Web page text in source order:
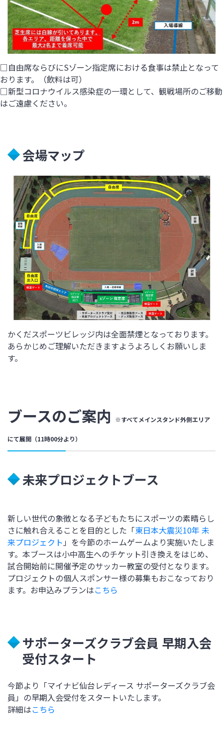
□自由席ならびにSゾーン指定席における食事は禁止となって
おります。（飲料は可）
□新型コロナウイルス感染症の一環として、観戦場所のご移動
はご遠慮ください。
会場マップ
かくだスポーツビレッジ内は全面禁煙となっております。
あらかじめご理解いただきますようよろしくお願いしま
す。
ブースのご案内 ※すべてメインスタンド外側エリア
にて展開（11時00分より）
未来プロジェクトブース
新しい世代の象徴となる子どもたちにスポーツの素晴らし
さに触れ合えることを目的とした「東日本大震災10年 未
来プロジェクト 」を今節のホームゲームより実施いたしま
す。本ブースは小中高生へのチケット引き換えをはじめ、
試合開始前に開催予定のサッカー教室の受付となります。
プロジェクトの個人スポンサー様の募集もおこなっており
ます。お申込みプランはこちら
サポーターズクラブ会員 早期入会
受付スタート
今節より「マイナビ仙台レディース サポーターズクラブ会
員」の早期入会受付をスタートいたします。
詳細はこちら